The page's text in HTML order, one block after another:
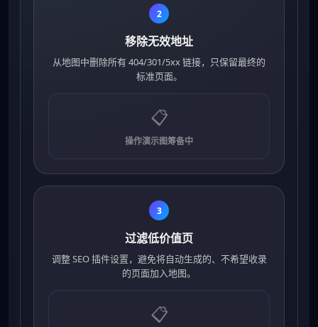
2
移除无效地址
从地图中删除所有 404/301/5xx 链接，只保留最终的
标准页面。
📋
操作演示图筹备中
3
过滤低价值页
调整 SEO 插件设置，避免将自动生成的、不希望收录
的页面加入地图。
📋